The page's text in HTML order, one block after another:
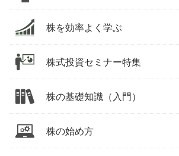
株を効率よく学ぶ
株式投資セミナー特集
株の基礎知識（入門）
株の始め方